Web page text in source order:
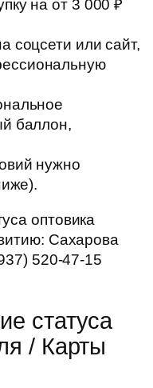
на от 3 000 ₽
соцсети или сайт,
баллон,
нужно
оптовика
Сахарова
520-47-15
статуса
/ Карты